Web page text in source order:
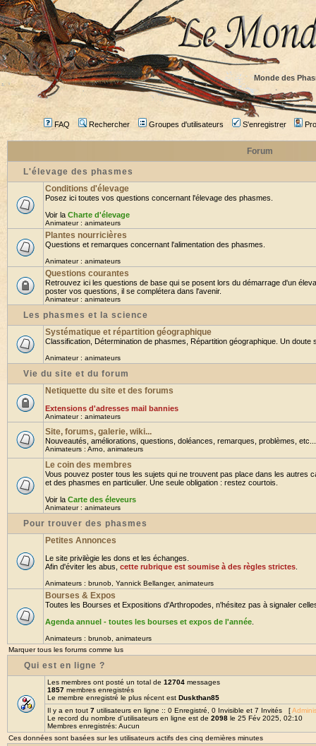
Monde des
FAQ Rechercher Groupes d'utilisateurs S'enregistrer
Forum
L'élevage des phasmes
Conditions d'élevage
Posez ici toutes vos questions concernant l'élevage des phasmes.
Voir la Charte d'élevage
Animateur : animateurs
Plantes nourricières
Questions et remarques concernant l'alimentation des phasmes.
Animateur : animateurs
Questions courantes
Retrouvez ici les questions de base qui se posent lors du démarrage d'un
poster vos questions, il se complétera dans l'avenir.
Animateur : animateurs
Les phasmes et la science
Systématique et répartition géographique
Classification, Détermination de phasmes, Répartition géographique. Un doute
Animateur : animateurs
Vie du site et du forum
Netiquette du site et des forums
Extensions d'adresses mail bannies
Animateur : animateurs
Site, forums, galerie, wiki...
Nouveautés, améliorations, questions, doléances, remarques, problèmes,
Animateurs : Arno animateurs
Le coin des membres
Vous pouvez poster tous les sujets qui ne trouvent pas place dans les autres
et des phasmes en particulier. Une seule obligation : restez courtois.
Voir la Carte des éleveurs
Animateur : animateurs
Pour trouver des phasmes
Petites Annonces
Le site privilègie les dons et les échanges.
Afin d'éviter les abus, cette rubrique est soumise à des règles strictes
Animateurs : brunob Yannick Bellanger, animateurs
Bourses & Expos
Toutes les Bourses et Expositions d'Arthropodes, n'hésitez pas à signaler
Agenda annuel - toutes les bourses et expos de l'année
Animateurs : brunob animateurs
Marquer tous les forums comme lus
Qui est en ligne ?
Les membres ont posté un total de 12704 messages
1857 membres enregistrés
Le membre enregistré le plus récent est Duskthan85
Il y a en tout 7 utilisateurs en ligne :: 0 Enregistré, 0 Invisible et 7 Invités [
Le record du nombre d'utilisateurs en ligne est de 2098 le 25 Fév 2025, 02:10
Membres enregistrés: Aucun
Ces données sont basées sur les utilisateurs actifs des cinq dernières minutes